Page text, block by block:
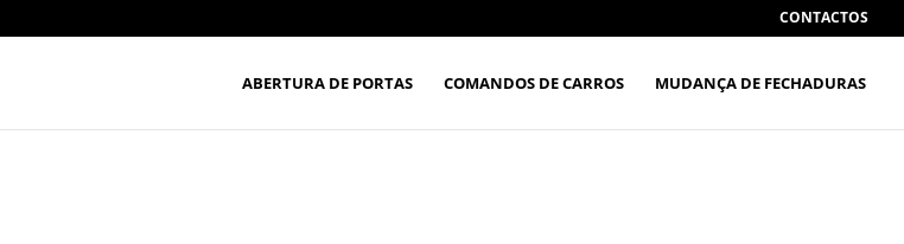
CONTACTOS
ABERTURA DE PORTAS COMANDOS DE CARROS MUDANÇA DE FECHADURAS